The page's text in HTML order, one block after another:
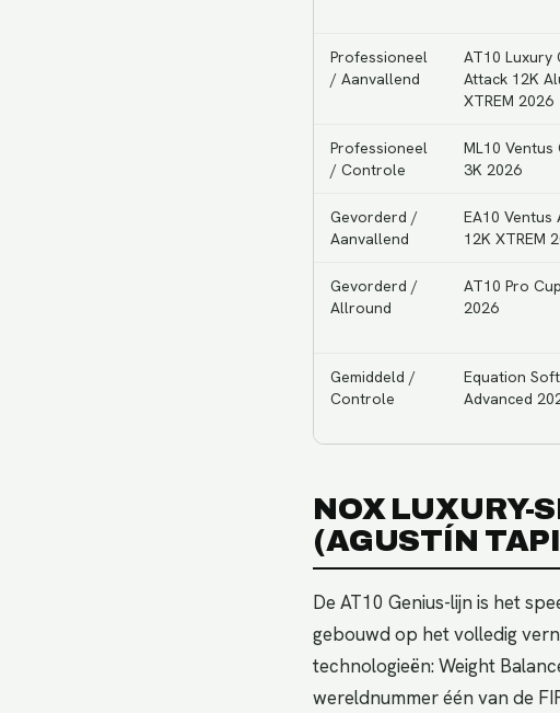
Professioneel
/ Aanvallend
AT10 Luxury
Attack 12K
XTREM 2026
Professioneel
/ Controle
ML10
3K 2026
Gevorderd /
Aanvallend
EA10 Ventus
12K XTREM
Gevorderd /
Allround
AT10 Pro
2026
Gemiddeld /
Controle
Equation Soft
Advanced
NOX LUXURY-
(AGUSTÍN
De AT10 Genius-lijn is het
gebouwd op het volledig
technologieën: Weight
wereldnummer één van de